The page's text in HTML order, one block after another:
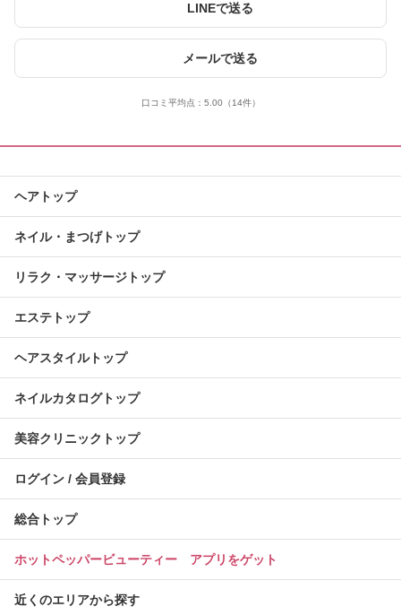
LINEで送る
メールで送る
口コミ平均点： 5.00 （14件）
ヘアトップ
ネイル・まつげトップ
リラク・マッサージトップ
エステトップ
ヘアスタイルトップ
ネイルカタログトップ
美容クリニックトップ
ログイン / 会員登録
総合トップ
ホットペッパービューティー アプリをゲット
近くのエリアから探す